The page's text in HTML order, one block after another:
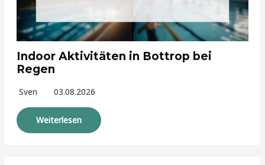
Indoor Aktivitäten in Bottrop bei
Regen
Sven 03.08.2026
Weiterlesen